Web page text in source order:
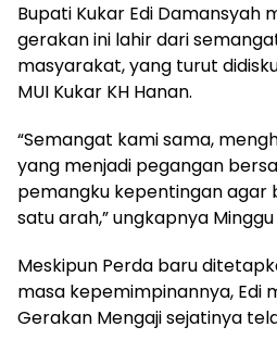
Bupati Kukar Edi Damansyah
gerakan ini lahir dari
masyarakat, yang turut
MUI Kukar KH Hanan.
“Semangat kami sama,
yang menjadi pegangan
pemangku kepentingan agar
satu arah,” ungkapnya
Meskipun Perda baru
masa kepemimpinannya, Edi
Gerakan Mengaji sejatinya